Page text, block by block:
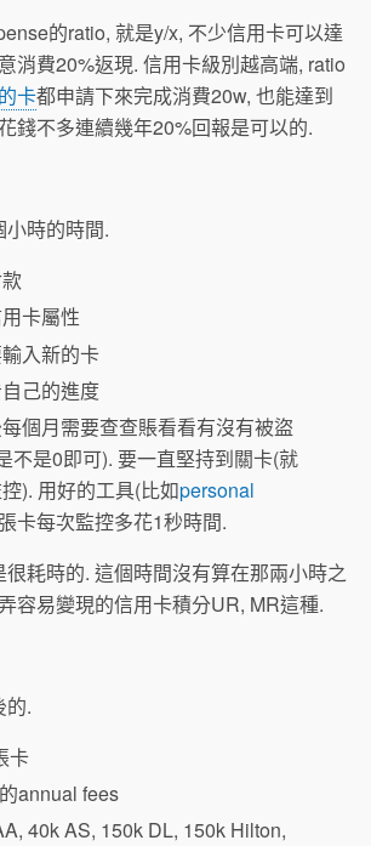
的ratio, 就是y/x, 不少信用卡可以達
消費20%返現. 信用卡級別越高端, ratio
卡都申請下來完成消費20w, 也能達到
錢不多連續幾年20%回報是可以的.
時的時間.
卡屬性
入新的卡
己的進度
個月需要查查賬看看有沒有被盜
不是0即可). 要一直堅持到關卡(就
). 用好的工具(比如personal
卡每次監控多花1秒時間.
很耗時的. 這個時間沒有算在那兩小時之
容易變現的信用卡積分UR, MR這種.
的.
卡
annual fees
40k AS, 150k DL, 150k Hilton,